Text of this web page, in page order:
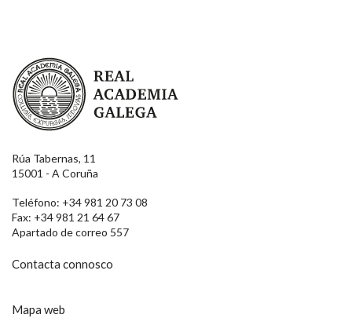
Real Academia Galega
Rúa Tabernas, 11
15001 - A Coruña
Teléfono: +34 981 20 73 08
Fax: +34 981 21 64 67
Apartado de correo 557
Contacta connosco
Mapa web